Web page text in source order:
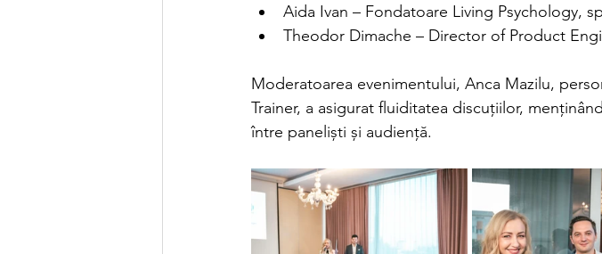
Aida Ivan – Fondatoare Living Psychology,
Theodor Dimache – Director of Product
Moderatoarea evenimentului, Anca Mazilu,
Trainer, a asigurat fluiditatea discuțiilor,
între paneliști și audiență.